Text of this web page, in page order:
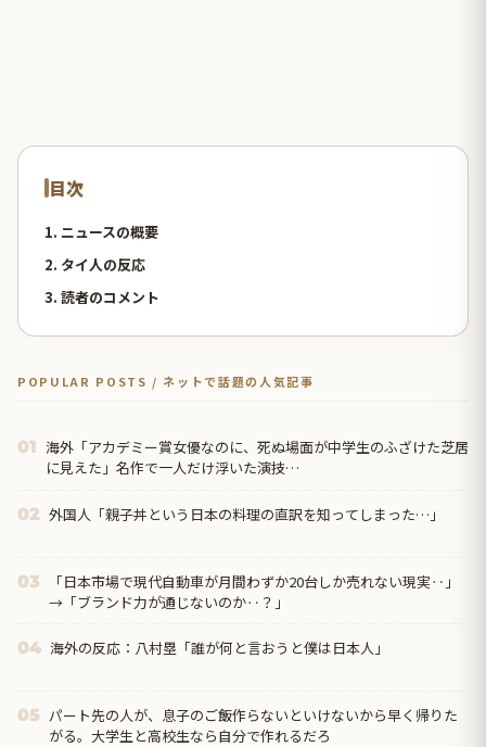
目次
1. ニュースの概要
2. タイ人の反応
3. 読者のコメント
POPULAR POSTS / ネットで話題の人気記事
01 海外「アカデミー賞女優なのに、死ぬ場面が中学生のふざけた芝居
に見えた」名作で一人だけ浮いた演技…
02 外国人「親子丼という日本の料理の直訳を知ってしまった…」
03
「日本市場で現代自動車が月間わずか20台しか売れない現実‥」
→「ブランド力が通じないのか‥？」
04 海外の反応：八村塁「誰が何と言おうと僕は日本人」
05 パート先の人が、息子のご飯作らないといけないから早く帰りた
がる。大学生と高校生なら自分で作れるだろ